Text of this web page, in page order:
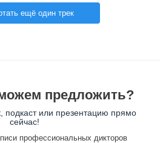
ещё один трек
предложить?
подкаст или презентацию прямо
сейчас!
профессиональных дикторов